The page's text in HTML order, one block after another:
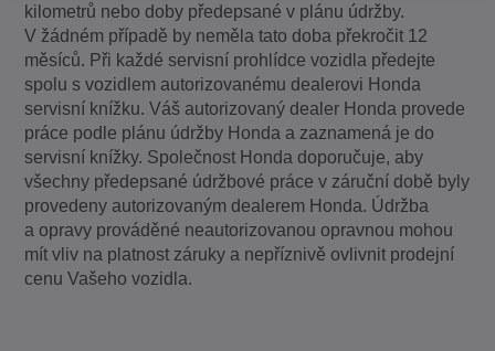
kilometrů nebo doby předepsané v plánu údržby.
V žádném případě by neměla tato doba překročit 12
měsíců. Při každé servisní prohlídce vozidla předejte
spolu s vozidlem autorizovanému dealerovi Honda
servisní knížku. Váš autorizovaný dealer Honda provede
práce podle plánu údržby Honda a zaznamená je do
servisní knížky. Společnost Honda doporučuje, aby
všechny předepsané údržbové práce v záruční době byly
provedeny autorizovaným dealerem Honda. Údržba
a opravy prováděné neautorizovanou opravnou mohou
mít vliv na platnost záruky a nepříznivě ovlivnit prodejní
cenu Vašeho vozidla.